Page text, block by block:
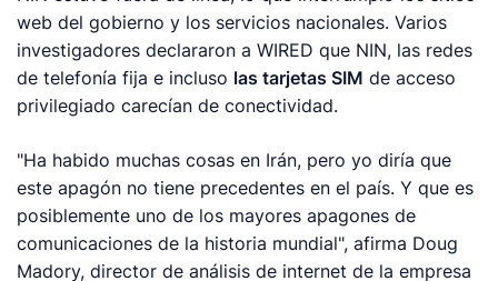
web del gobierno y los servicios nacionales. Varios
investigadores declararon a WIRED que NIN, las redes
de telefonía fija e incluso las tarjetas SIM de acceso
privilegiado carecían de conectividad.
"Ha habido muchas cosas en Irán, pero yo diría que
este apagón no tiene precedentes en el país. Y que es
posiblemente uno de los mayores apagones de
comunicaciones de la historia mundial", afirma Doug
Madory, director de análisis de internet de la empresa